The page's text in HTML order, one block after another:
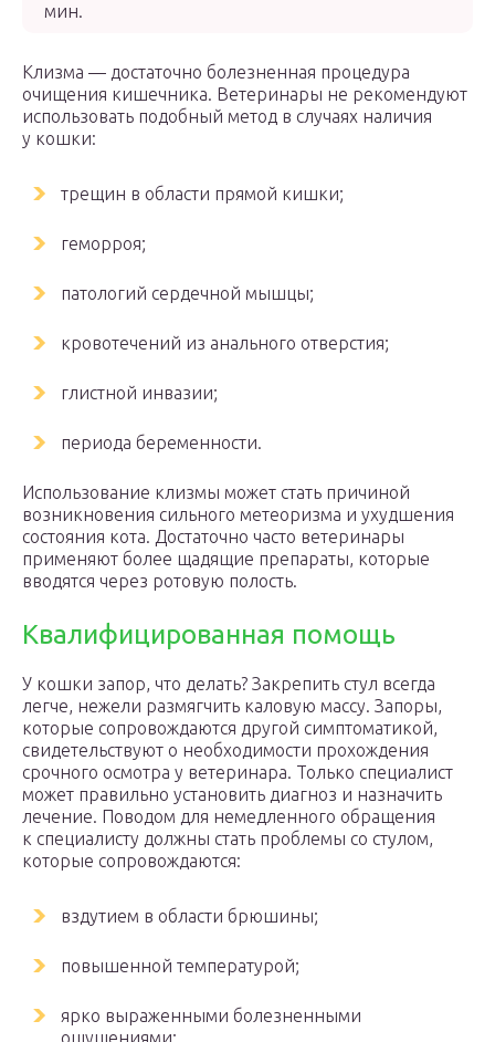
мин.
Клизма — достаточно болезненная процедура
очищения кишечника. Ветеринары не рекомендуют
использовать подобный метод в случаях наличия
у кошки:
трещин в области прямой кишки;
геморроя;
патологий сердечной мышцы;
кровотечений из анального отверстия;
глистной инвазии;
периода беременности.
Использование клизмы может стать причиной
возникновения сильного метеоризма и ухудшения
состояния кота. Достаточно часто ветеринары
применяют более щадящие препараты, которые
вводятся через ротовую полость.
Квалифицированная помощь
У кошки запор, что делать? Закрепить стул всегда
легче, нежели размягчить каловую массу. Запоры,
которые сопровождаются другой симптоматикой,
свидетельствуют о необходимости прохождения
срочного осмотра у ветеринара. Только специалист
может правильно установить диагноз и назначить
лечение. Поводом для немедленного обращения
к специалисту должны стать проблемы со стулом,
которые сопровождаются:
вздутием в области брюшины;
повышенной температурой;
ярко выраженными болезненными
ощущениями;